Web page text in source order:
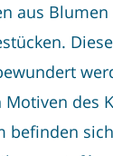
aus Blumen
des
befinden